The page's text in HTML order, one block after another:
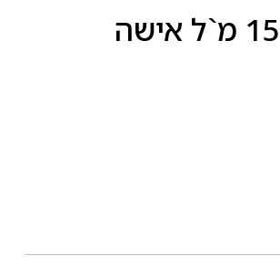
ריבוק מוב יו ספיריט דאו ספריי 150 מ`ל אישה